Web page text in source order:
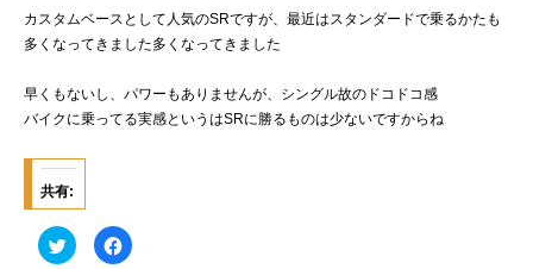
カスタムベースとして人気のSRですが、最近はスタンダードで乗るかたも
多くなってきました多くなってきました
早くもないし、パワーもありませんが、シングル故のドコドコ感
バイクに乗ってる実感というはSRに勝るものは少ないですからね
共有:
ク
リ
F
a